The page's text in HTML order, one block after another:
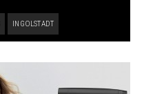
INGOLSTADT